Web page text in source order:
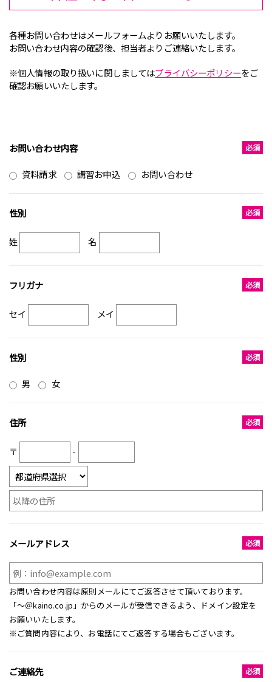
各種お問い合わせはメールフォームよりお願いいたします。
お問い合わせ内容の確認後、担当者よりご連絡いたします。
※個人情報の取り扱いに関しましてはプライバシーポリシーをご
確認お願いいたします。
お問い合わせ内容
資料請求 講習お申込 お問い合わせ
性別
姓 名
フリガナ
セイ メイ
性別
男 女
住所
〒 -
メールアドレス
お問い合わせ内容は原則メールにてご返答させて頂いております。
「～＠kaino.co.jp」からのメールが受信できるよう、ドメイン設定を
お願いいたします。
※ご質問内容により、お電話にてご返答する場合もございます。
ご連絡先